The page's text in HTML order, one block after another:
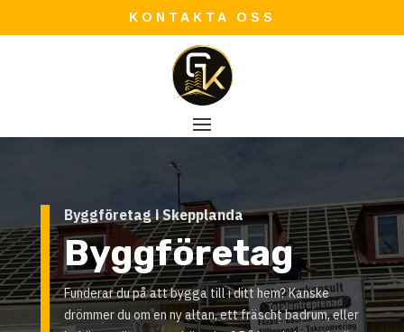
KONTAKTA OSS
Byggföretag i Skepplanda
Byggföretag
Funderar du på att bygga till i ditt hem? Kanske
drömmer du om en ny altan, ett fräscht badrum, eller